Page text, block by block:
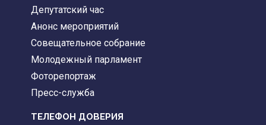
Депутатский час
Анонс мероприятий
Совещательное собрание
Молодежный парламент
Фоторепортаж
Пресс-служба
ТЕЛЕФОН ДОВЕРИЯ